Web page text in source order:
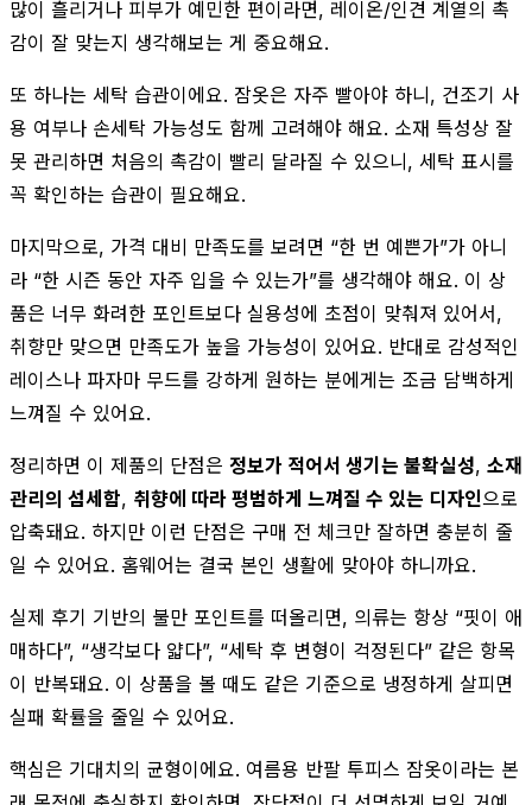
많이 흘리거나 피부가 예민한 편이라면, 레이온/인견 계열의 촉
감이 잘 맞는지 생각해보는 게 중요해요.
또 하나는 세탁 습관이에요. 잠옷은 자주 빨아야 하니, 건조기 사
용 여부나 손세탁 가능성도 함께 고려해야 해요. 소재 특성상 잘
못 관리하면 처음의 촉감이 빨리 달라질 수 있으니, 세탁 표시를
꼭 확인하는 습관이 필요해요.
마지막으로, 가격 대비 만족도를 보려면 “한 번 예쁜가”가 아니
라 “한 시즌 동안 자주 입을 수 있는가”를 생각해야 해요. 이 상
품은 너무 화려한 포인트보다 실용성에 초점이 맞춰져 있어서,
취향만 맞으면 만족도가 높을 가능성이 있어요. 반대로 감성적인
레이스나 파자마 무드를 강하게 원하는 분에게는 조금 담백하게
느껴질 수 있어요.
정리하면 이 제품의 단점은 정보가 적어서 생기는 불확실성, 소재
관리의 섬세함, 취향에 따라 평범하게 느껴질 수 있는 디자인으로
압축돼요. 하지만 이런 단점은 구매 전 체크만 잘하면 충분히 줄
일 수 있어요. 홈웨어는 결국 본인 생활에 맞아야 하니까요.
실제 후기 기반의 불만 포인트를 떠올리면, 의류는 항상 “핏이 애
매하다”, “생각보다 얇다”, “세탁 후 변형이 걱정된다” 같은 항목
이 반복돼요. 이 상품을 볼 때도 같은 기준으로 냉정하게 살피면
실패 확률을 줄일 수 있어요.
핵심은 기대치의 균형이에요. 여름용 반팔 투피스 잠옷이라는 본